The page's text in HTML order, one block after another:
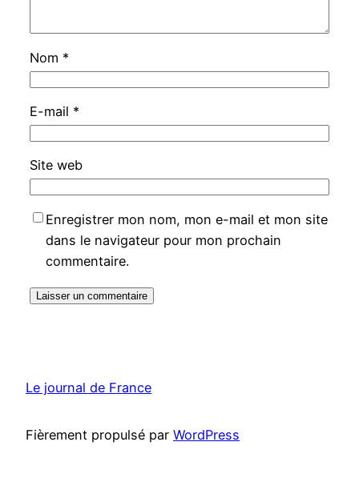
Nom *
E-mail *
Site web
Enregistrer mon nom, mon e-mail et mon site
dans le navigateur pour mon prochain
commentaire.
Le journal de France
Fièrement propulsé par WordPress